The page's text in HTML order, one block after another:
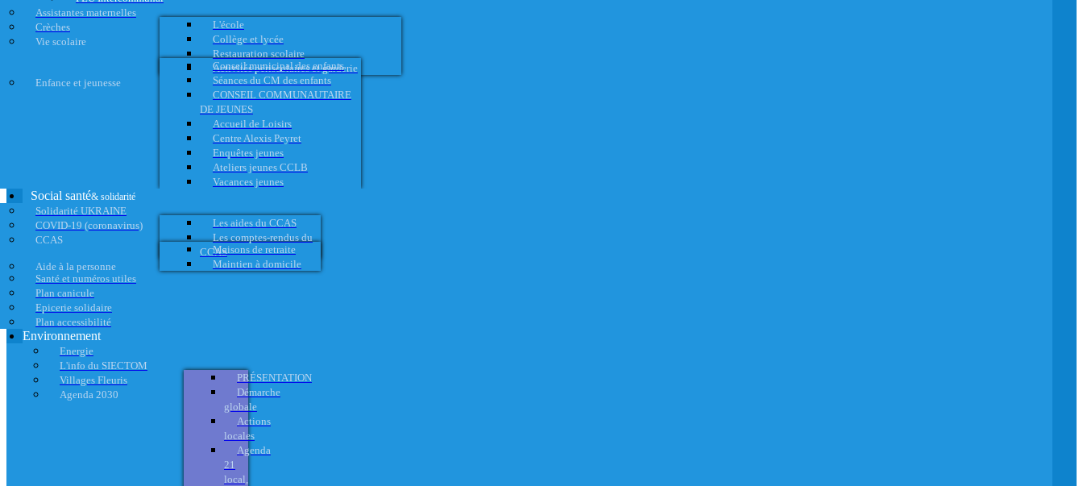
Assistantes maternelles
Crèches
Vie scolaire
L'école
Collège et lycée
Restauration scolaire
Activités périscolaires et garderie
Enfance et jeunesse
Conseil municipal des enfants
Séances du CM des enfants
CONSEIL COMMUNAUTAIRE
DE JEUNES
Accueil de Loisirs
Centre Alexis Peyret
Enquêtes jeunes
Ateliers jeunes CCLB
Vacances jeunes
Social santé& solidarité
Solidarité UKRAINE
COVID-19 (coronavirus)
CCAS
Les aides du CCAS
Les comptes-rendus du
CCAS
Aide à la personne
Maisons de retraite
Maintien à domicile
Santé et numéros utiles
Plan canicule
Epicerie solidaire
Plan accessibilité
Environnement
Energie
L'info du SIECTOM
Villages Fleuris
Agenda 2030
PRÉSENTATION
Démarche
globale
Actions
locales
Agenda
21
local,